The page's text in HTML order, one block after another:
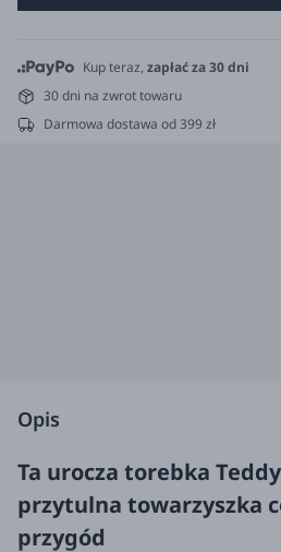
Kup teraz, zapłać za 30 dni
30 dni na zwrot towaru
Darmowa dostawa od 399 zł
Opis
Ta urocza torebka
przytulna towarzyszka
przygód